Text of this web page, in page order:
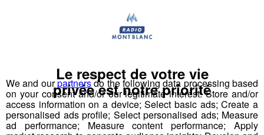
We and ourpartnersdo the following data processing based
on your consent and/or our legitimate interest: Store and/or
access information on a device; Select basic ads; Create a
personalised ads profile; Select personalised ads; Measure
ad performance; Measure content performance; Apply
Le respect de votre vie
privée est notre priorité